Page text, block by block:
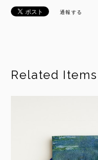
通報する
Related Items